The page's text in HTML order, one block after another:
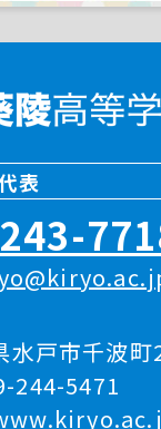
表
水戸市千波
244-5471